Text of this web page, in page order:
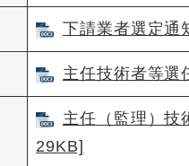
下請業者選定通
主任技術者等選
主任（監理）技
29KB]